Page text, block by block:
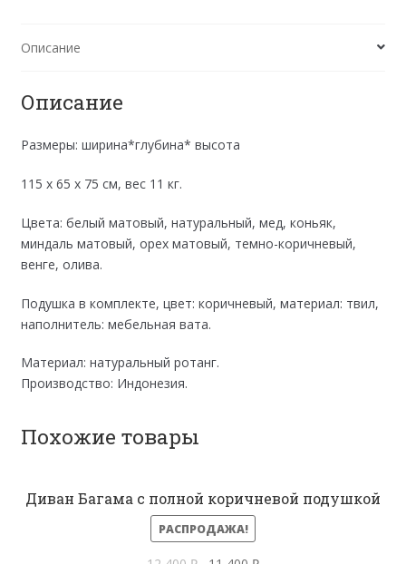
Описание
Описание
Размеры: ширина*глубина* высота
115 x 65 x 75 см, вес 11 кг.
Цвета: белый матовый, натуральный, мед, коньяк,
миндаль матовый, орех матовый, темно-коричневый,
венге, олива.
Подушка в комплекте, цвет: коричневый, материал: твил,
наполнитель: мебельная вата.
Материал: натуральный ротанг.
Производство: Индонезия.
Похожие товары
Диван Багама с полной коричневой подушкой
РАСПРОДАЖА!